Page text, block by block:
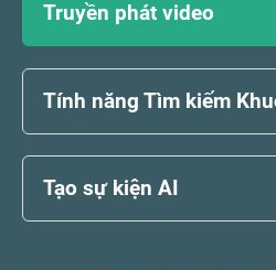
Truyền phát video
Tính năng Tìm kiếm
Tạo sự kiện AI